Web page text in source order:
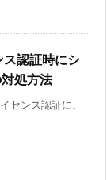
認証時にシ
処方法
センス認証に、